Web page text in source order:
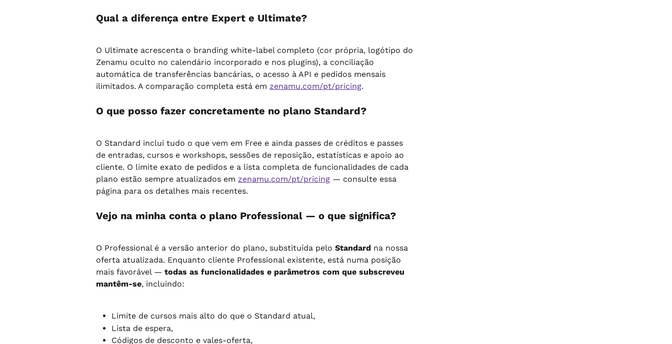
Qual a diferença entre Expert e Ultimate?
O Ultimate acrescenta o branding white-label completo (cor própria, logótipo do
Zenamu oculto no calendário incorporado e nos plugins), a conciliação
automática de transferências bancárias, o acesso à API e pedidos mensais
ilimitados. A comparação completa está em zenamu.com/pt/pricing.
O que posso fazer concretamente no plano Standard?
O Standard inclui tudo o que vem em Free e ainda passes de créditos e passes
de entradas, cursos e workshops, sessões de reposição, estatísticas e apoio ao
cliente. O limite exato de pedidos e a lista completa de funcionalidades de cada
plano estão sempre atualizados em zenamu.com/pt/pricing — consulte essa
página para os detalhes mais recentes.
Vejo na minha conta o plano Professional — o que significa?
O Professional é a versão anterior do plano, substituída pelo Standard na nossa
oferta atualizada. Enquanto cliente Professional existente, está numa posição
mais favorável — todas as funcionalidades e parâmetros com que subscreveu
mantêm-se, incluindo:
Limite de cursos mais alto do que o Standard atual,
Lista de espera,
Códigos de desconto e vales-oferta,